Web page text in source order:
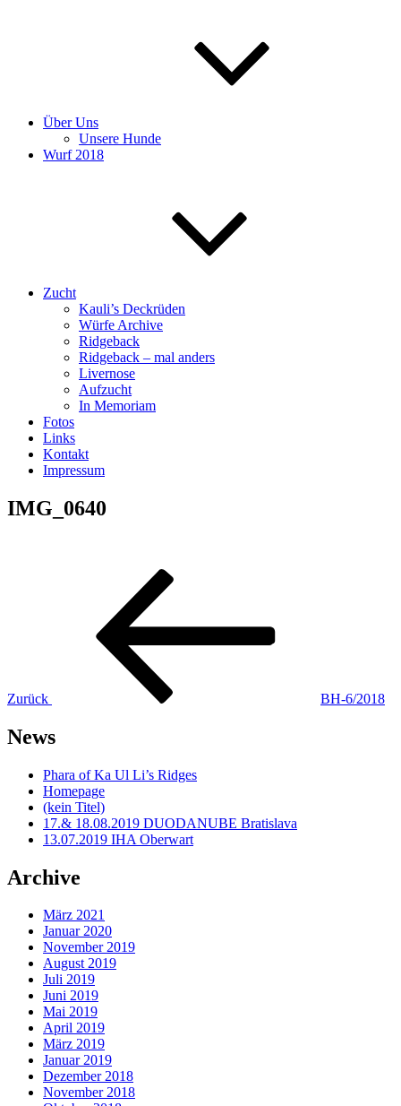
Über Uns
Unsere Hunde
Wurf 2018
Zucht
Kauli’s Deckrüden
Würfe Archive
Ridgeback
Ridgeback – mal anders
Livernose
Aufzucht
In Memoriam
Fotos
Links
Kontakt
Impressum
IMG_0640
Beitragsnavigation
Zurück BH-6/2018
News
Phara of Ka Ul Li’s Ridges
Homepage
(kein Titel)
17.& 18.08.2019 DUODANUBE Bratislava
13.07.2019 IHA Oberwart
Archive
März 2021
Januar 2020
November 2019
August 2019
Juli 2019
Juni 2019
Mai 2019
April 2019
März 2019
Januar 2019
Dezember 2018
November 2018